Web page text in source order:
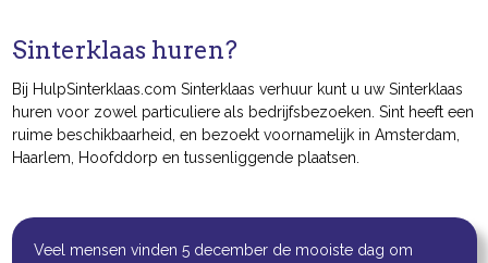
Sinterklaas huren?
Bij HulpSinterklaas.com Sinterklaas verhuur kunt u uw Sinterklaas
huren voor zowel particuliere als bedrijfsbezoeken. Sint heeft een
ruime beschikbaarheid, en bezoekt voornamelijk in Amsterdam,
Haarlem, Hoofddorp en tussenliggende plaatsen.
Veel mensen vinden 5 december de mooiste dag om